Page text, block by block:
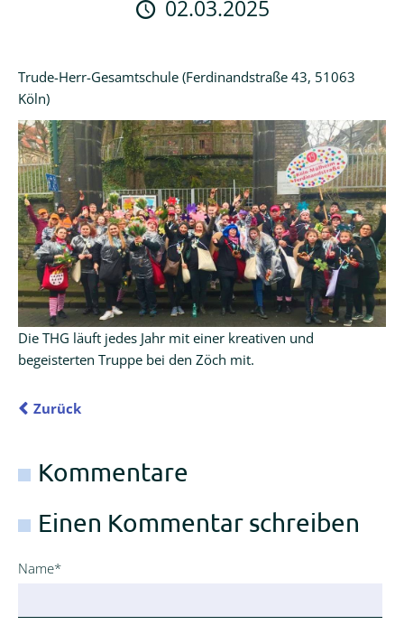
Schulmanager
Online
02.03.2025
Trude-Herr-Gesamtschule (Ferdinandstraße 43, 51063
Köln)
Die THG läuft jedes Jahr mit einer kreativen und
begeisterten Truppe bei den Zöch mit.
Zurück
Kommentare
Einen Kommentar schreiben
Pflichtfeld
Name*